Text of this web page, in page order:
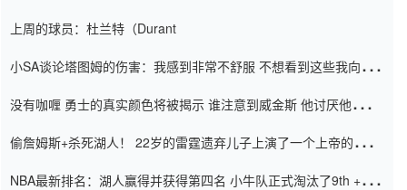
上周的球员：杜兰特（Durant
小SA谈论塔图姆的伤害：我感到非常不舒服 不想看到这些我向他
没有咖喱 勇士的真实颜色将被揭示 谁注意到威金斯 他讨厌他的老
偷詹姆斯+杀死湖人！ 22岁的雷霆遗弃儿子上演了一个上帝的剧
NBA最新排名：湖人赢得并获得第四名 小牛队正式淘汰了9th + 76